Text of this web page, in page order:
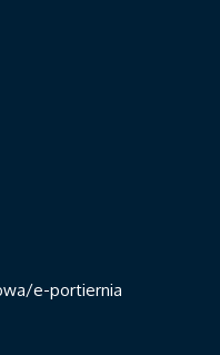
e-portiernia